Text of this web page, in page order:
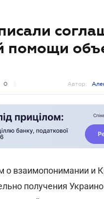
помощи
0 Автор:
о взаимопонимании и
получения